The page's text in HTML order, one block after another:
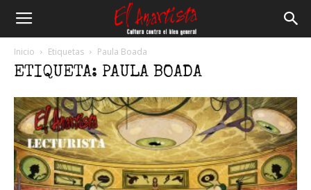
Inicio Etiquetas Paula Boada
ETIQUETA: PAULA BOADA